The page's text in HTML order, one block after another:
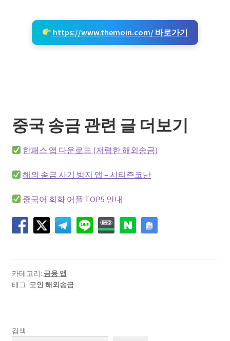
https://www.themoin.com/ 바로가기
중국 송금 관련 글 더보기
한패스 앱 다운로드 (저렴한 해외송금)
해외 송금 사기 방지 앱 – 시티즌코난
중국어 회화 어플 TOP5 안내
카테고리: 금융 앱
태그: 모인 해외송금
검색